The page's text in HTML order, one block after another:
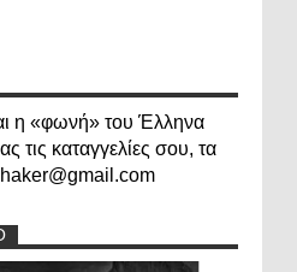
η «φωνή» του Έλληνα
τις καταγγελίες σου, τα